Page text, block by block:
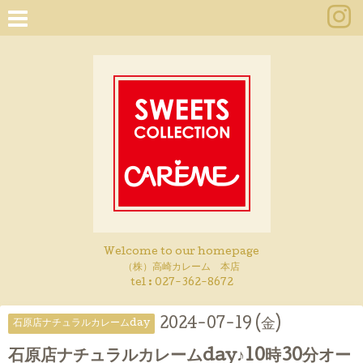
Welcome to our homepage
（株）高崎カレーム 本店
tel : 027-362-8672
石原店ナチュラルカレームday 2024-07-19 (金)
石原店ナチュラルカレームday♪10時30分オー